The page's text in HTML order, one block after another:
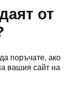
от
поръчате, ако
вашия сайт на